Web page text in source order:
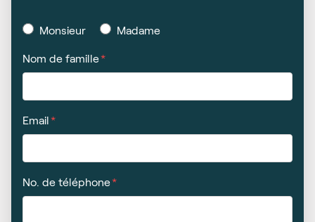
Monsieur Madame
Nom de famille
Email
No. de téléphone